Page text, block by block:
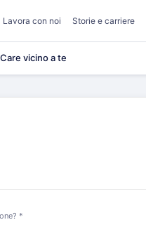
Lavora con noi Storie e carriere
vicino a te
*